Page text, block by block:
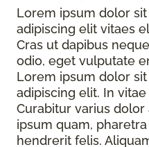
Lorem ipsum dolor
adipiscing elit vitaes
Cras ut dapibus
odio, eget vulputate
Lorem ipsum dolor
adipiscing elit. In
Curabitur varius dolor
ipsum quam,
hendrerit felis.